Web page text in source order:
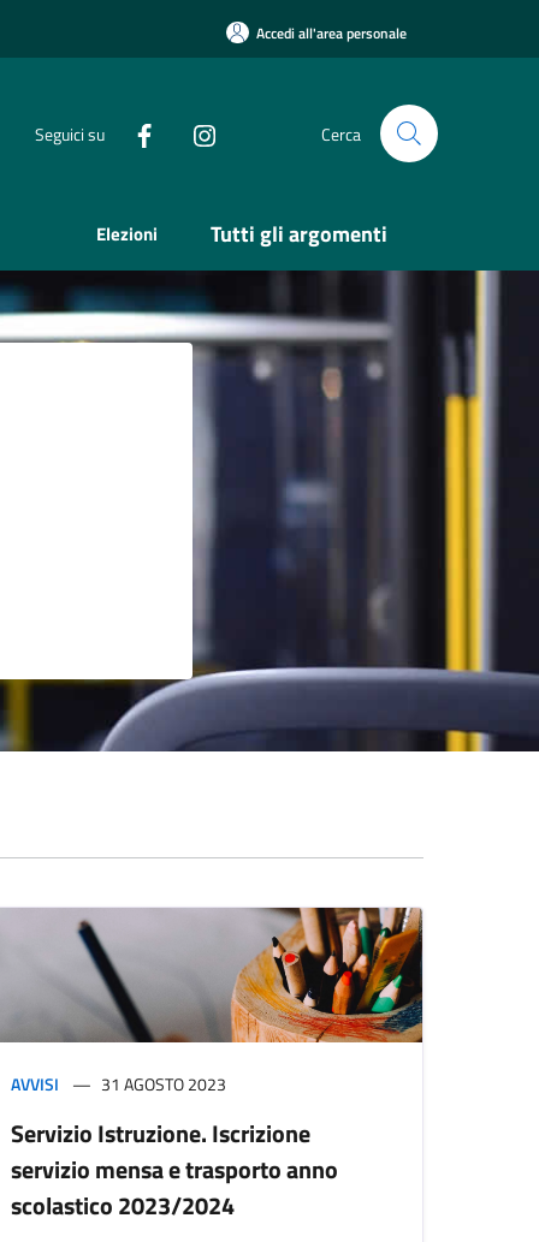
Accedi all'area personale
Seguici su Cerca
Elezioni Tutti gli argomenti
AVVISI 31 AGOSTO 2023
Servizio Istruzione. Iscrizione
servizio mensa e trasporto anno
scolastico 2023/2024